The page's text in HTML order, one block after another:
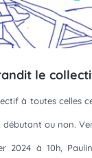
le
à toutes celles
ou non.
2024 à 10h,